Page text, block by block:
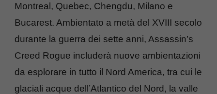
Montreal, Quebec, Chengdu, Milano e
Bucarest. Ambientato a metà del XVIII secolo
durante la guerra dei sette anni, Assassin’s
Creed Rogue includerà nuove ambientazioni
da esplorare in tutto il Nord America, tra cui le
glaciali acque dell’Atlantico del Nord, la valle